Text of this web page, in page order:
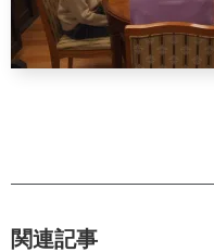
関連記事